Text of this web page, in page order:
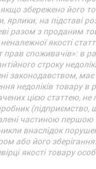
збережено його
ярлики; на підставі
разом з проданим
якості
прав споживачів»: в
строку
законодавством,
недоліків товару
цією статтею, не
(підприємство,
частиною першою
внаслідок
або його
якості товару